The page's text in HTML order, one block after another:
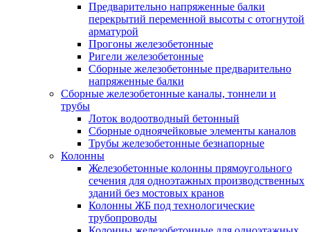
Предварительно напряженные балки
перекрытий переменной высоты с отогнутой
арматурой
Прогоны железобетонные
Ригели железобетонные
Сборные железобетонные предварительно
напряженные балки
Сборные железобетонные каналы, тоннели и
трубы
Лоток водоотводный бетонный
Сборные одноячейковые элементы каналов
Трубы железобетонные безнапорные
Колонны
Железобетонные колонны прямоугольного
сечения для одноэтажных производственных
зданий без мостовых кранов
Колонны ЖБ под технологические
трубопроводы